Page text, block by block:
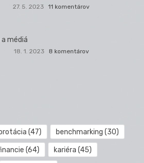
27. 5. 2023 11 komentárov
a médiá
18. 1. 2023 8 komentárov
(47) benchmarking (30)
(64) kariéra (45)